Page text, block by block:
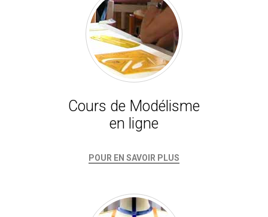
Cours de Modélisme
en ligne
POUR EN SAVOIR PLUS